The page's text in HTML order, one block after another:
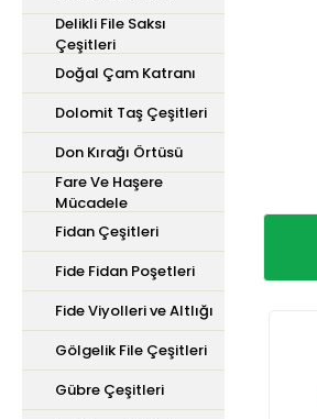
Delikli File Saksı
Çeşitleri
Doğal Çam Katranı
Dolomit Taş Çeşitleri
Don Kırağı Örtüsü
Fare Ve Haşere
Mücadele
Fidan Çeşitleri
Fide Fidan Poşetleri
Fide Viyolleri ve Altlığı
Gölgelik File Çeşitleri
Gübre Çeşitleri